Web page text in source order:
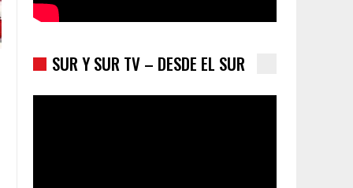
SUR Y SUR TV – DESDE EL SUR